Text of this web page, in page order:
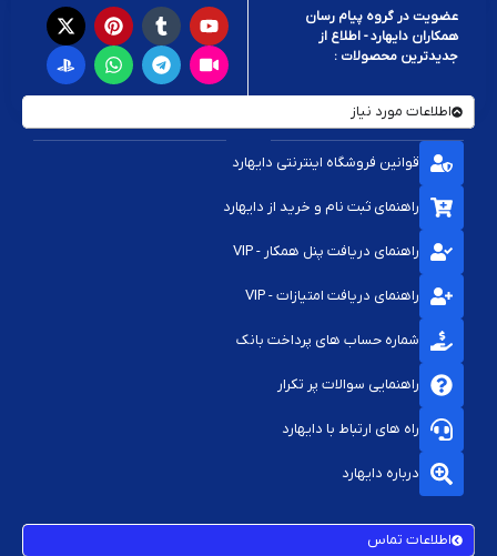
عضویت در گروه پیام رسان
همکاران دایهارد - اطلاع از
جدیدترین محصولات :
اطلاعات مورد نیاز
قوانین فروشگاه اینترنتی دایهارد
راهنمای ثبت نام و خرید از دایهارد
راهنمای دریافت پنل همکار - VIP
راهنمای دریافت امتیازات - VIP
شماره حساب های پرداخت بانک
راهنمایی سوالات پر تکرار
راه های ارتباط با دایهارد
درباره دایهارد
اطلاعات تماس